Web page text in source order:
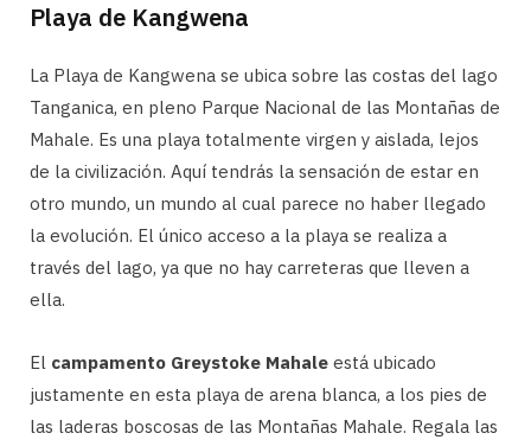
Playa de Kangwena
La Playa de Kangwena se ubica sobre las costas del lago
Tanganica, en pleno Parque Nacional de las Montañas de
Mahale. Es una playa totalmente virgen y aislada, lejos
de la civilización. Aquí tendrás la sensación de estar en
otro mundo, un mundo al cual parece no haber llegado
la evolución. El único acceso a la playa se realiza a
través del lago, ya que no hay carreteras que lleven a
ella.
El campamento Greystoke Mahale está ubicado
justamente en esta playa de arena blanca, a los pies de
las laderas boscosas de las Montañas Mahale. Regala las